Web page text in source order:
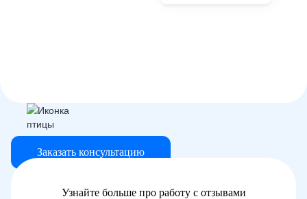
Заказать консультацию
Узнайте больше про работу с отзывами